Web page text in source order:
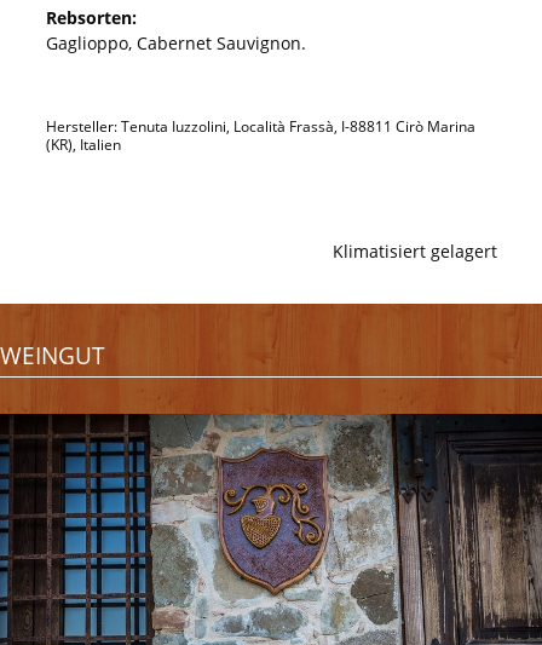
Rebsorten:
Gaglioppo, Cabernet Sauvignon.
Hersteller: Tenuta Iuzzolini, Località Frassà, I-88811 Cirò Marina
(KR), Italien
Klimatisiert gelagert
WEINGUT